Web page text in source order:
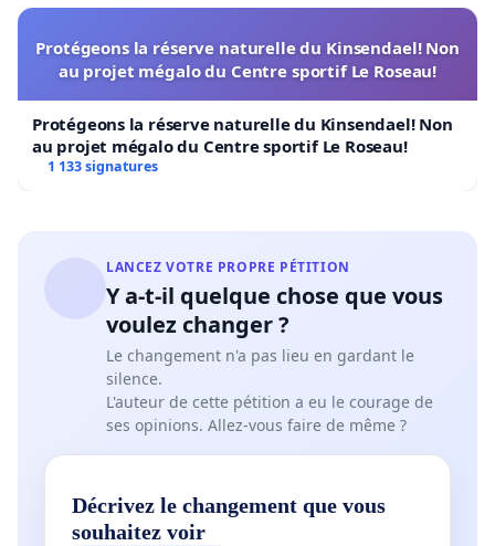
Protégeons la réserve naturelle du Kinsendael! Non
au projet mégalo du Centre sportif Le Roseau!
Protégeons la réserve naturelle du Kinsendael! Non
au projet mégalo du Centre sportif Le Roseau!
1 133 signatures
LANCEZ VOTRE PROPRE PÉTITION
Y a-t-il quelque chose que vous
voulez changer ?
Le changement n'a pas lieu en gardant le
silence.
L'auteur de cette pétition a eu le courage de
ses opinions. Allez-vous faire de même ?
Décrivez le changement que vous
souhaitez voir